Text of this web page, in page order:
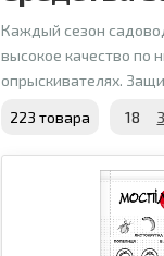
Каждый сезон
высокое качество по
опрыскивателях.
223 товара
18